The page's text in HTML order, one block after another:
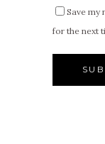
Save my
for the next